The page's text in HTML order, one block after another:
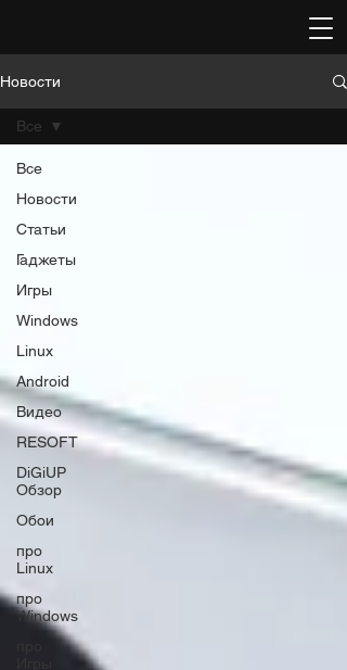
Новости
Все
Новости
Статьи
Гаджеты
Игры
Windows
Linux
Android
Видео
RESOFT
DiGiUP
Обзор
Обои
про
Linux
про
Windows
Все